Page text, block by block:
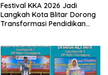
Festival KKA 2026 Jadi
Langkah Kota Blitar Dorong
Transformasi Pendidikan